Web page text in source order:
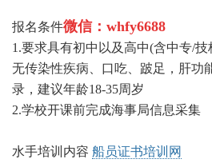
报名条件微信：whfy6688
1.要求具有初中以及高中(含中专/技
无传染性疾病、口吃、跛足，肝功
录，建议年龄18-35周岁
2.学校开课前完成海事局信息采集
水手培训内容 船员证书培训网